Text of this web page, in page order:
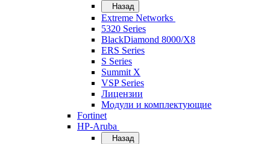
Назад
Extreme Networks
5320 Series
BlackDiamond 8000/X8
ERS Series
S Series
Summit X
VSP Series
Лицензии
Модули и комплектующие
Fortinet
HP-Aruba
Назад